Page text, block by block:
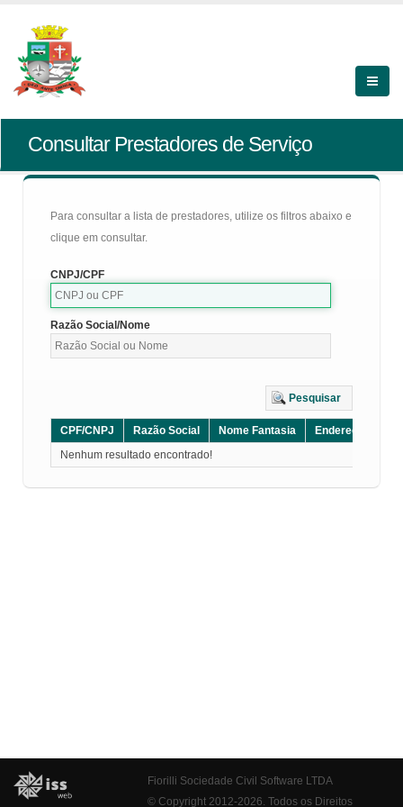
Consultar Prestadores de Serviço
Para consultar a lista de prestadores, utilize os filtros abaixo e
clique em consultar.
CNPJ/CPF
Razão Social/Nome
Pesquisar
CPF/CNPJ Razão Social Nome Fantasia Endereço
Nenhum resultado encontrado!
Fiorilli Sociedade Civil Software LTDA
© Copyright 2012-2026. Todos os Direitos